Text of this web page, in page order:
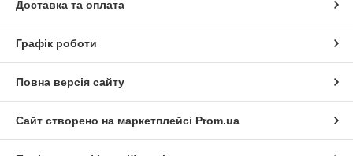
Доставка та оплата
Графік роботи
Повна версія сайту
Сайт створено на маркетплейсі Prom.ua